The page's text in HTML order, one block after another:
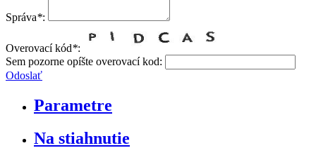
Správa*:
Overovací kód*:
Sem pozorne opíšte overovací kod:
Odoslať
Parametre
Na stiahnutie